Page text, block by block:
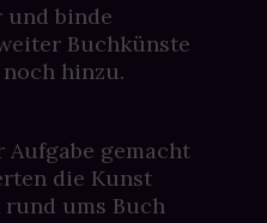
und binde
Buchkünste
hinzu.
Aufgabe gemacht
die Kunst
rund ums Buch